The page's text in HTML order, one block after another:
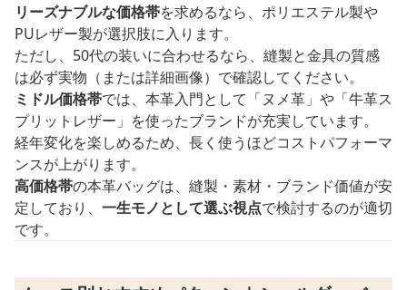
リーズナブルな価格帯を求めるなら、ポリエステル製や
PUレザー製が選択肢に入ります。
ただし、50代の装いに合わせるなら、縫製と金具の質感
は必ず実物（または詳細画像）で確認してください。
ミドル価格帯では、本革入門として「ヌメ革」や「牛革ス
プリットレザー」を使ったブランドが充実しています。
経年変化を楽しめるため、長く使うほどコストパフォーマ
ンスが上がります。
高価格帯の本革バッグは、縫製・素材・ブランド価値が安
定しており、 一生モノとして選ぶ視点で検討するのが適切
です。